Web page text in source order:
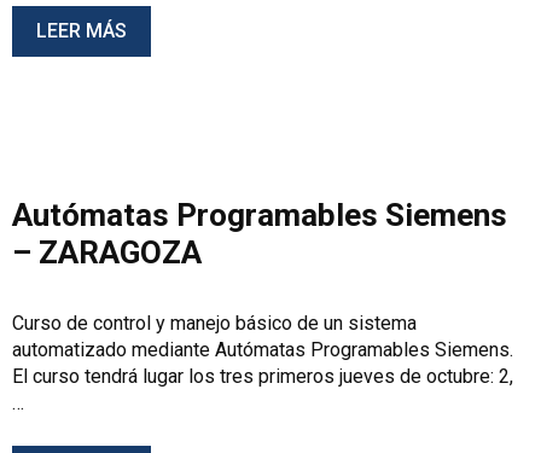
LEER MÁS
Autómatas Programables Siemens
– ZARAGOZA
Curso de control y manejo básico de un sistema
automatizado mediante Autómatas Programables Siemens.
El curso tendrá lugar los tres primeros jueves de octubre: 2,
…